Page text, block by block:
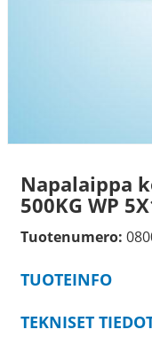
Napalaippa
500KG WP
Tuotenumero:
TUOTEINFO
TEKNISET